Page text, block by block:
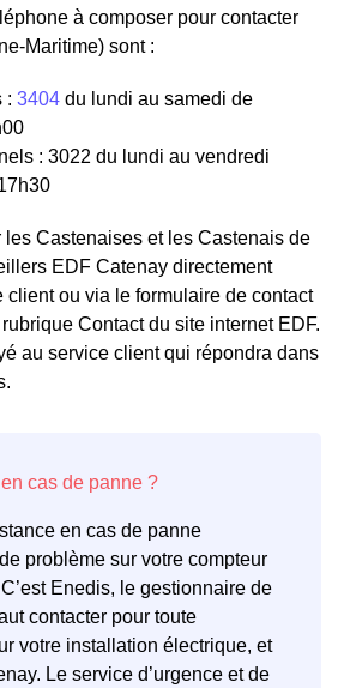
à composer pour contacter
Maritime) sont :
: 3404 du lundi au samedi de
: 3022 du lundi au vendredi
les Castenaises et les Castenais de
EDF Catenay directement
client ou via le formulaire de contact
Contact du site internet EDF.
au service client qui répondra dans
en cas de panne
problème sur votre compteur
Enedis, le gestionnaire de
contacter pour toute
votre installation électrique, et
Le service d’urgence et de